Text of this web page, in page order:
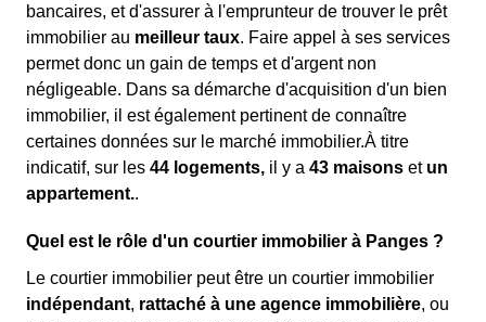
bancaires, et d'assurer à l'emprunteur de trouver le prêt
immobilier au meilleur taux. Faire appel à ses services
permet donc un gain de temps et d'argent non
négligeable. Dans sa démarche d'acquisition d'un bien
immobilier, il est également pertinent de connaître
certaines données sur le marché immobilier.À titre
indicatif, sur les 44 logements, il y a 43 maisons et un
appartement..
Quel est le rôle d'un courtier immobilier à Panges ?
Le courtier immobilier peut être un courtier immobilier
indépendant, rattaché à une agence immobilière, ou